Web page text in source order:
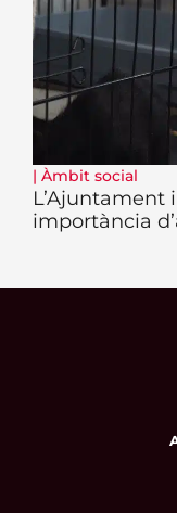
| Àmbit social
L’Ajuntament
importància